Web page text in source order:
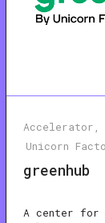
Accelerator
Unicorn
greenhub
A center for